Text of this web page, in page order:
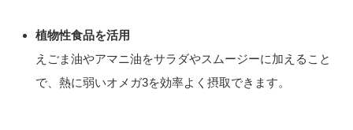
植物性食品を活用
えごま油やアマニ油をサラダやスムージーに加えること
で、熱に弱いオメガ3を効率よく摂取できます。